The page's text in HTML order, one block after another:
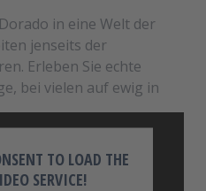
in eine Welt der
jenseits der
Erleben Sie echte
bei vielen auf ewig in
TO LOAD THE
SERVICE!